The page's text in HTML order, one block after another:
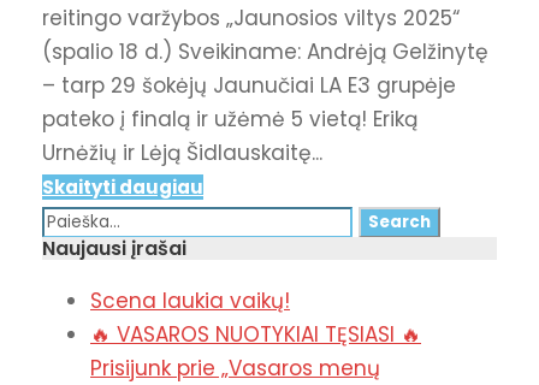
reitingo varžybos „Jaunosios viltys 2025“
(spalio 18 d.) Sveikiname: Andrėją Gelžinytę
– tarp 29 šokėjų Jaunučiai LA E3 grupėje
pateko į finalą ir užėmė 5 vietą! Eriką
Urnėžių ir Lėją Šidlauskaitę...
Skaityti daugiau
Naujausi įrašai
Scena laukia vaikų!
🔥 VASAROS NUOTYKIAI TĘSIASI 🔥
Prisijunk prie „Vasaros menų